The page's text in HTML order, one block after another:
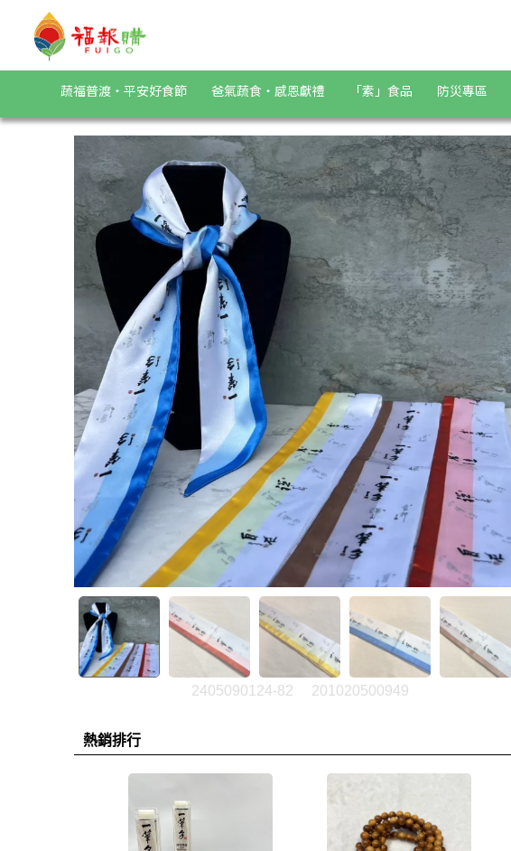
《一筆字文創》長絲巾logo款(共4色) | 福報購蔬食購物商城
蔬福普渡・平安好食節 爸氣蔬食・感恩獻禮 「素」食品 防災專區
2405090124-82 201020500949
熱銷排行